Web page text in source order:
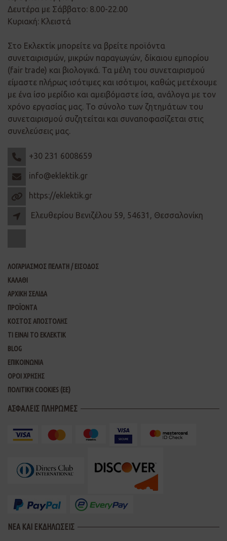
Δευτέρα με Σάββατο: 8.00-22.00
Κυριακή: Κλειστά
Στο Εκλεκτίκ μπορείτε να βρείτε προϊόντα
συνεταιρισμών, μικρών παραγωγών, δίκαιου εμπορίου
(fair trade) και βιολογικά. Τα μέλη του συνεταιρισμού
είμαστε πλήρως ισότιμες και ισότιμοι, καθώς μετέχουμε
με ένα ίσο μερίδιο και αμειβόμαστε ίσα, ανάλογα με τον
χρόνο εργασίας μας. Το σύνολο των ζητημάτων του
συνεταιρισμού συζητείται και συναποφασίζεται στις
συνελεύσεις μας.
+30 231 6008659
info@eklektik.gr
https://eklektik.gr
Ελευθερίου Βενιζέλου 59, 54631, Θεσσαλονίκη
ΛΟΓΑΡΙΑΣΜΟΣ ΠΕΛΑΤΗ / ΕΙΣΟΔΟΣ
ΚΑΛΑΘΙ
ΑΡΧΙΚΗ ΣΕΛΙΔΑ
ΠΡΟΪΟΝΤΑ
ΚΟΣΤΟΣ ΑΠΟΣΤΟΛΗΣ
ΤΙ ΕΙΝΑΙ ΤΟ ΕΚΛΕΚΤΙΚ
BLOG
ΕΠΙΚΟΙΝΩΝΙΑ
ΟΡΟΙ ΧΡΗΣΗΣ
ΠΟΛΙΤΙΚΗ COOKIES (ΕΕ)
ΑΣΦΑΛΕΙΣ ΠΛΗΡΩΜΕΣ
ΝΕΑ ΚΑΙ ΕΚΔΗΛΩΣΕΙΣ